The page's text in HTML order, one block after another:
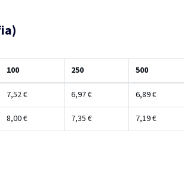
100 250 500
7,52 € 6,97 € 6,89 €
8,00 € 7,35 € 7,19 €